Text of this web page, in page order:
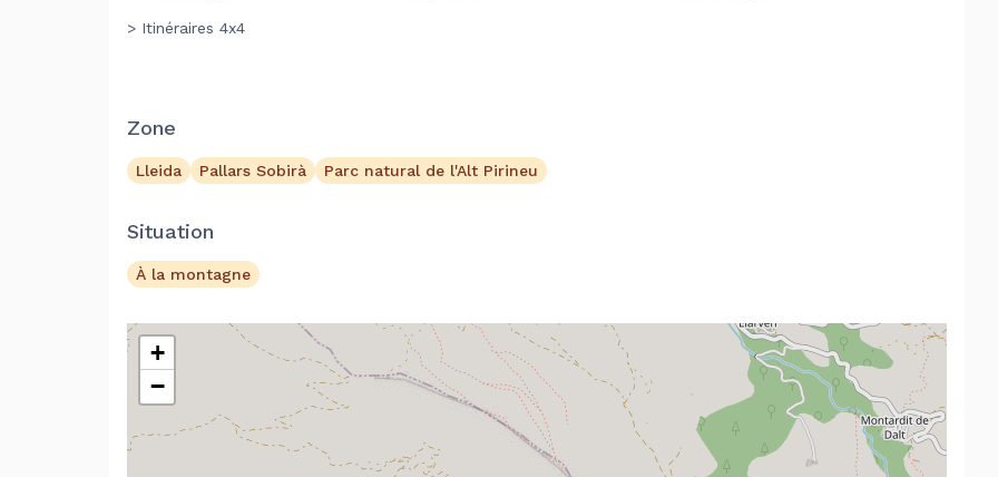
> Itinéraires 4x4
Zone
Lleida Pallars Sobirà Parc natural de l'Alt Pirineu
Situation
À la montagne
+
−